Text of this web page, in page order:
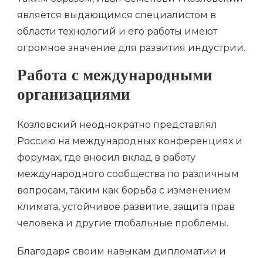
является выдающимся специалистом в
области технологий и его работы имеют
огромное значение для развития индустрии.
Работа с международными
организациями
Козловский неоднократно представлял
Россию на международных конференциях и
форумах, где вносил вклад в работу
международного сообщества по различным
вопросам, таким как борьба с изменением
климата, устойчивое развитие, защита прав
человека и другие глобальные проблемы.
Благодаря своим навыкам дипломатии и